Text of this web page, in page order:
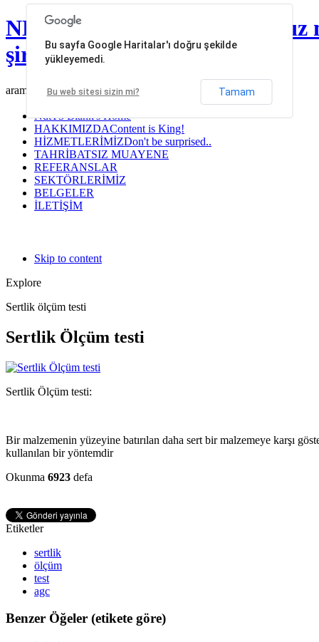
NDT Mühendislik |
şirketleri
arama...
NdtT3 Blank's Home
HAKKIMIZDAContent is King!
HİZMETLERİMİZDon't be surprised..
TAHRİBATSIZ MUAYENE
REFERANSLAR
SEKTÖRLERİMİZ
BELGELER
İLETİŞİM
Skip to content
Explore
Sertlik ölçüm testi
Sertlik Ölçüm testi
Sertlik Ölçüm testi:
Bir malzemenin yüzeyine batırılan daha sert bir malzemeye karşı
kullanılan bir yöntemdir
Okunma 6923 defa
Etiketler
sertlik
ölçüm
test
agc
Benzer Öğeler (etikete göre)
Bu sayfa Google Haritalar'ı doğru şekilde
yükleyemedi.
Bu web sitesi sizin mi? Tamam